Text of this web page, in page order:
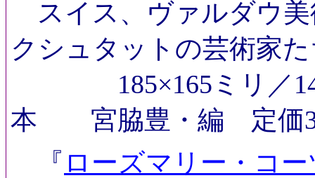
スイス、ヴァルダウ
クシュタットの芸術家
185×165ミリ／143
本
宮脇豊・編 定価
『 ローズマリー・コ